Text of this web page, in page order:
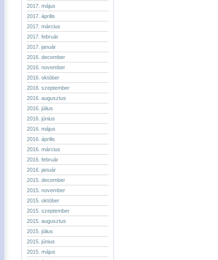
2017. május
2017. április
2017. március
2017. február
2017. január
2016. december
2016. november
2016. október
2016. szeptember
2016. augusztus
2016. július
2016. június
2016. május
2016. április
2016. március
2016. február
2016. január
2015. december
2015. november
2015. október
2015. szeptember
2015. augusztus
2015. július
2015. június
2015. május